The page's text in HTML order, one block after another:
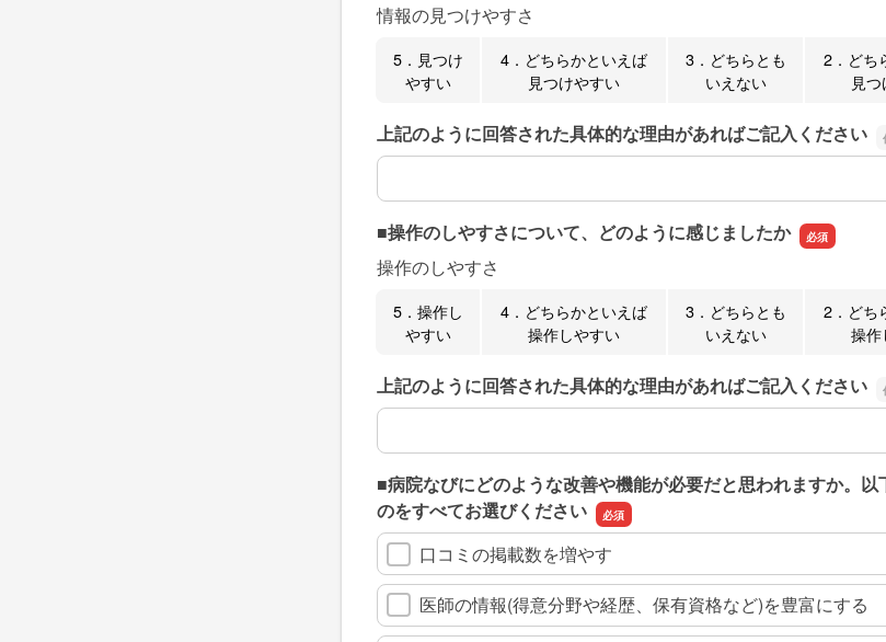
情報の見つけやすさ
5．見つけ
やすい
4．どちらかといえば
見つけやすい
3．どちらとも
いえない
2．どち
見
上記のように回答された具体的な理由があればご記入ください
上記のように回答された具体的な理由があればご記入ください
■操作のしやすさについて、どのように感じましたか
操作のしやすさ
5．操作し
やすい
4．どちらかといえば
操作しやすい
3．どちらとも
いえない
2．どち
操作
上記のように回答された具体的な理由があればご記入ください
上記のように回答された具体的な理由があればご記入ください
■病院なびにどのような改善や機能が必要だと思われますか。以
のをすべてお選びください
口コミの掲載数を増やす
医師の情報(得意分野や経歴、保有資格など)を豊富にする